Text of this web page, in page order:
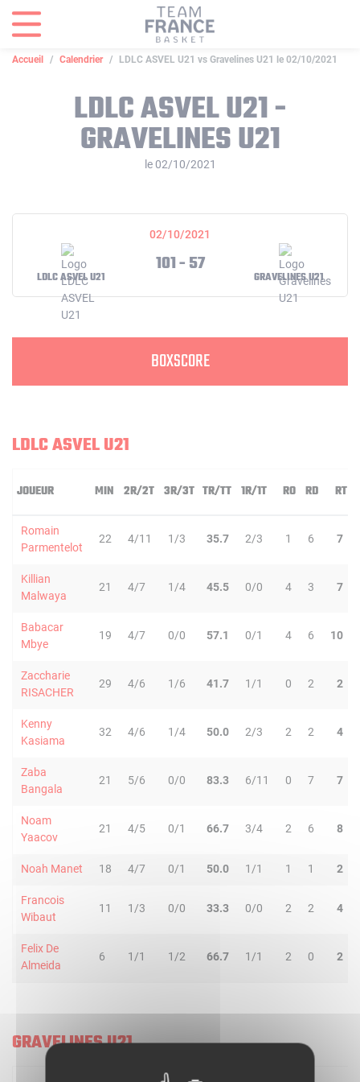
Accueil Calendrier LDLC ASVEL U21 vs Gravelines U21 le 02/10/2021
LDLC ASVEL U21 -
GRAVELINES U21
le 02/10/2021
02/10/2021
LDLC ASVEL U21
101 - 57
GRAVELINES U21
BOXSCORE
LDLC ASVEL U21
JOUEUR MIN 2R/2T 3R/3T TR/TT 1R/1T RO RD RT
Romain
Parmentelot
22 4/11 1/3 35.7 2/3 1 6 7
Killian
Malwaya
21 4/7 1/4 45.5 0/0 4 3 7
Babacar
Mbye
19 4/7 0/0 57.1 0/1 4 6 10
Zaccharie
RISACHER
29 4/6 1/6 41.7 1/1 0 2 2
Kenny
Kasiama
32 4/6 1/4 50.0 2/3 2 2 4
Zaba
Bangala
21 5/6 0/0 83.3 6/11 0 7 7
Noam
Yaacov
21 4/5 0/1 66.7 3/4 2 6 8
Noah Manet 18 4/7 0/1 50.0 1/1 1 1 2
Francois
Wibaut
11 1/3 0/0 33.3 0/0 2 2 4
Felix De
Almeida
6 1/1 1/2 66.7 1/1 2 0 2
GRAVELINES U21
Panneau de gestion des cookies